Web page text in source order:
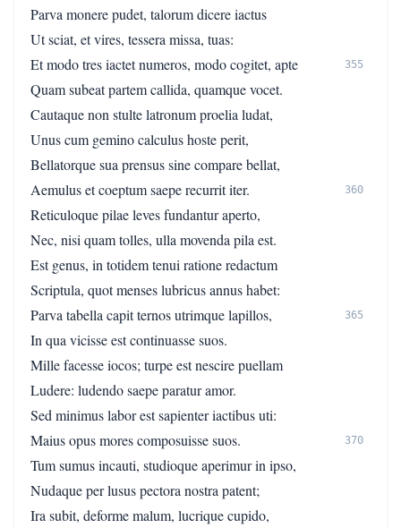
Parva monere pudet, talorum dicere iactus
Ut sciat, et vires, tessera missa, tuas:
Et modo tres iactet numeros, modo cogitet, apte
355
Quam subeat partem callida, quamque vocet.
Cautaque non stulte latronum proelia ludat,
Unus cum gemino calculus hoste perit,
Bellatorque sua prensus sine compare bellat,
Aemulus et coeptum saepe recurrit iter.
360
Reticuloque pilae leves fundantur aperto,
Nec, nisi quam tolles, ulla movenda pila est.
Est genus, in totidem tenui ratione redactum
Scriptula, quot menses lubricus annus habet:
Parva tabella capit ternos utrimque lapillos,
365
In qua vicisse est continuasse suos.
Mille facesse iocos; turpe est nescire puellam
Ludere: ludendo saepe paratur amor.
Sed minimus labor est sapienter iactibus uti:
Maius opus mores composuisse suos.
370
Tum sumus incauti, studioque aperimur in ipso,
Nudaque per lusus pectora nostra patent;
Ira subit, deforme malum, lucrique cupido,